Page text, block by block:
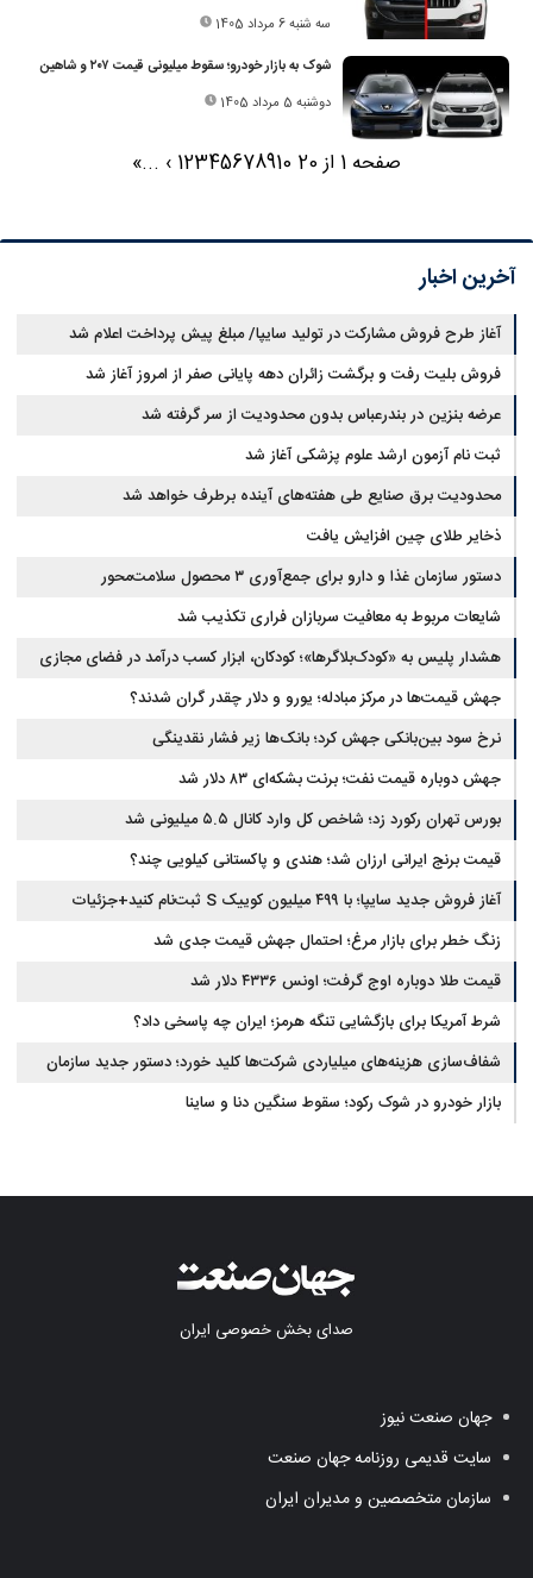
سه شنبه 6 مرداد 1405
شوک به بازار خودرو؛ سقوط میلیونی قیمت ۲۰۷ و شاهین
دوشنبه 5 مرداد 1405
صفحه 1 از 20 12345678910
›
...
»
آخرین اخبار
آغاز طرح فروش مشارکت در تولید سایپا/ مبلغ پیش پرداخت اعلام شد
فروش بلیت رفت و برگشت زائران دهه پایانی صفر از امروز آغاز شد
عرضه بنزین در بندرعباس بدون محدودیت از سر گرفته شد
ثبت نام آزمون ارشد علوم پزشکی آغاز شد
محدودیت‌ برق صنایع طی هفته‌های آینده برطرف خواهد شد
ذخایر طلای چین افزایش یافت
دستور سازمان غذا و دارو برای جمع‌آوری ۳ محصول سلامت‌محور
شایعات مربوط به معافیت سربازان فراری تکذیب شد
هشدار پلیس به «کودک‌بلاگرها»؛ کودکان، ابزار کسب درآمد در فضای مجازی
نیستند
جهش قیمت‌ها در مرکز مبادله؛ یورو و دلار چقدر گران شدند؟
نرخ سود بین‌بانکی جهش کرد؛ بانک‌ها زیر فشار نقدینگی
جهش دوباره قیمت نفت؛ برنت بشکه‌ای ۸۳ دلار شد
بورس تهران رکورد زد؛ شاخص کل وارد کانال ۵.۵ میلیونی شد
قیمت برنج ایرانی ارزان شد؛ هندی و پاکستانی کیلویی چند؟
آغاز فروش جدید سایپا؛ با ۴۹۹ میلیون کوییک S ثبت‌نام کنید+جزئیات
زنگ خطر برای بازار مرغ؛ احتمال جهش قیمت جدی شد
قیمت طلا دوباره اوج گرفت؛ اونس ۴۳۳۶ دلار شد
شرط آمریکا برای بازگشایی تنگه هرمز؛ ایران چه پاسخی داد؟
شفاف‌سازی هزینه‌های میلیاردی شرکت‌ها کلید خورد؛ دستور جدید سازمان
بورس
بازار خودرو در شوک رکود؛ سقوط سنگین دنا و ساینا
صدای بخش خصوصی ایران
جهان صنعت نیوز
سایت قدیمی روزنامه جهان صنعت
سازمان متخصصین و مدیران ایران